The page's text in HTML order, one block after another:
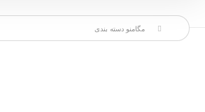
مگامنو دسته بندی